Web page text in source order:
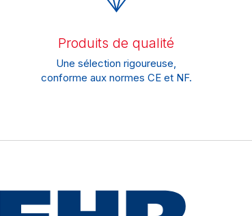
Produits de qualité
Une sélection rigoureuse,
conforme aux normes CE et NF.